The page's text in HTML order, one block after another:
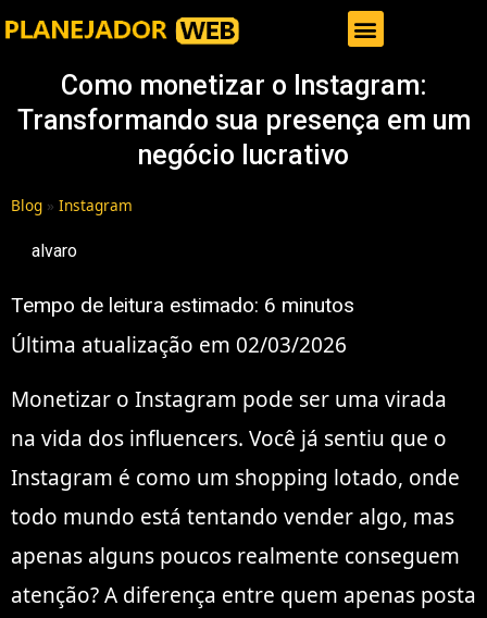
Como monetizar o Instagram:
Transformando sua presença em um
negócio lucrativo
Blog » Instagram
alvaro
Tempo de leitura estimado: 6 minutos
Última atualização em 02/03/2026
Monetizar o Instagram pode ser uma virada
na vida dos influencers. Você já sentiu que o
Instagram é como um shopping lotado, onde
todo mundo está tentando vender algo, mas
apenas alguns poucos realmente conseguem
atenção? A diferença entre quem apenas posta